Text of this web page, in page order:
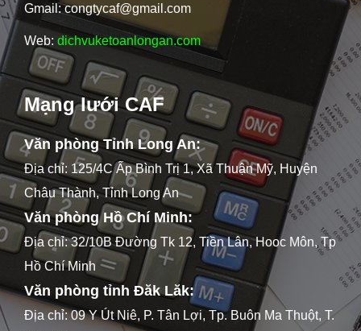
Gmail: congtycaf@gmail.com
Web: dichvuketoanlongan.com
Mạng lưới CAF
Văn phòng Tỉnh Long An:
Địa chỉ: 125/4C Ấp Bình Trị 1, Xã Thuận Mỹ, Huyện
Châu Thành, Tỉnh Long An
Văn phòng Hồ Chí Minh:
Địa chỉ: 32/10B Đường Tk 12, Tiền Lân, Hooc Môn, Tp
Hồ Chí Minh
Văn phòng tỉnh Đăk Lăk:
Địa chỉ: 09 Y Út Niê, P. Tân Lợi, Tp. Buôn Ma Thuột, T.